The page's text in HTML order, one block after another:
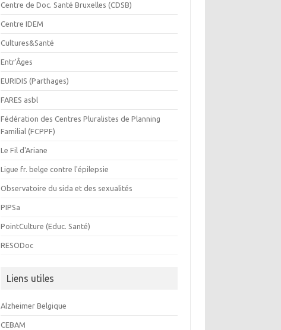
Centre de Doc. Santé Bruxelles (CDSB)
Centre IDEM
Cultures&Santé
Entr'Âges
EURIDIS (Parthages)
FARES asbl
Fédération des Centres Pluralistes de Planning
Familial (FCPPF)
Le Fil d'Ariane
Ligue fr. belge contre l'épilepsie
Observatoire du sida et des sexualités
PIPSa
PointCulture (Educ. Santé)
RESODoc
Liens utiles
Alzheimer Belgique
CEBAM